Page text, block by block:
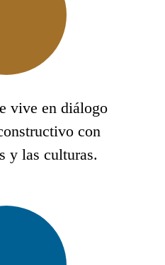
vive en diálogo
con
y las culturas.